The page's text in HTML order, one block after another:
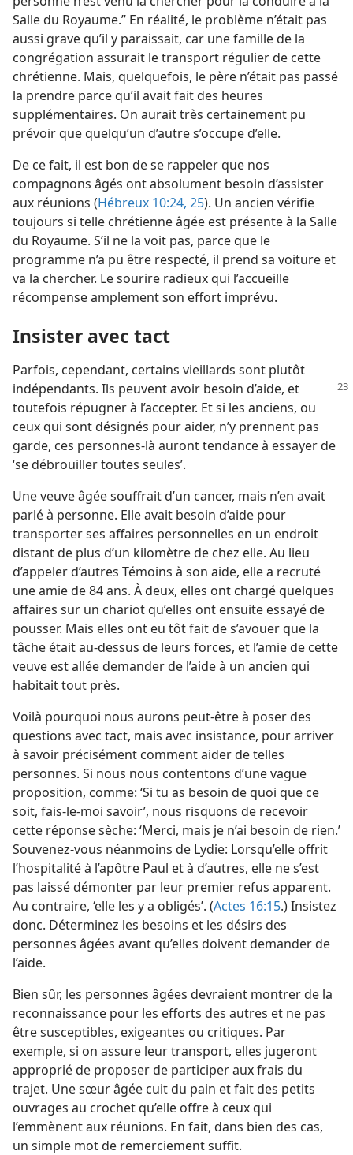
Salle du Royaume.” En réalité, le problème n’était pas
aussi grave qu’il y paraissait, car une famille de la
congrégation assurait le transport régulier de cette
chrétienne. Mais, quelquefois, le père n’était pas passé
la prendre parce qu’il avait fait des heures
supplémentaires. On aurait très certainement pu
prévoir que quelqu’un d’autre s’occupe d’elle.
De ce fait, il est bon de se rappeler que nos
compagnons âgés ont absolument besoin d’assister
aux réunions (Hébreux 10:24, 25). Un ancien vérifie
toujours si telle chrétienne âgée est présente à la Salle
du Royaume. S’il ne la voit pas, parce que le
programme n’a pu être respecté, il prend sa voiture et
va la chercher. Le sourire radieux qui l’accueille
récompense amplement son effort imprévu.
Insister avec tact
Parfois, cependant, certains vieillards sont plutôt
indépendants. Ils peuvent avoir besoin d’aide, et
toutefois répugner à l’accepter. Et si les anciens, ou
ceux qui sont désignés pour aider, n’y prennent pas
garde, ces personnes-là auront tendance à essayer de
‘se débrouiller toutes seules’.
Une veuve âgée souffrait d’un cancer, mais n’en avait
parlé à personne. Elle avait besoin d’aide pour
transporter ses affaires personnelles en un endroit
distant de plus d’un kilomètre de chez elle. Au lieu
d’appeler d’autres Témoins à son aide, elle a recruté
une amie de 84 ans. À deux, elles ont chargé quelques
affaires sur un chariot qu’elles ont ensuite essayé de
pousser. Mais elles ont eu tôt fait de s’avouer que la
tâche était au-dessus de leurs forces, et l’amie de cette
veuve est allée demander de l’aide à un ancien qui
habitait tout près.
Voilà pourquoi nous aurons peut-être à poser des
questions avec tact, mais avec insistance, pour arriver
à savoir précisément comment aider de telles
personnes. Si nous nous contentons d’une vague
proposition, comme: ‘Si tu as besoin de quoi que ce
soit, fais-le-moi savoir’, nous risquons de recevoir
cette réponse sèche: ‘Merci, mais je n’ai besoin de rien.’
Souvenez-vous néanmoins de Lydie: Lorsqu’elle offrit
l’hospitalité à l’apôtre Paul et à d’autres, elle ne s’est
pas laissé démonter par leur premier refus apparent.
Au contraire, ‘elle les y a obligés’. (Actes 16:15.) Insistez
donc. Déterminez les besoins et les désirs des
personnes âgées avant qu’elles doivent demander de
l’aide.
Bien sûr, les personnes âgées devraient montrer de la
reconnaissance pour les efforts des autres et ne pas
être susceptibles, exigeantes ou critiques. Par
exemple, si on assure leur transport, elles jugeront
approprié de proposer de participer aux frais du
trajet. Une sœur âgée cuit du pain et fait des petits
ouvrages au crochet qu’elle offre à ceux qui
l’emmènent aux réunions. En fait, dans bien des cas,
un simple mot de remerciement suffit.